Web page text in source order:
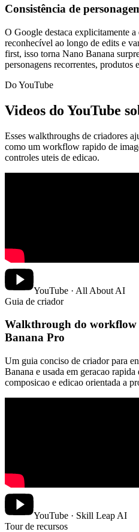
Consistência de
O Google destaca explicitamente
reconhecível ao longo de edits e
first, isso torna Nano Banana
personagens recorrentes, produtos
Do YouTube
Videos do YouTube
Esses walkthroughs de criadores
como um workflow rapido de
controles uteis de edicao.
YouTube · All About AI
Guia de criador
Walkthrough do workflow
Banana Pro
Um guia conciso de criador para
Banana e usada em geracao
composicao e edicao orientada a
YouTube · Skill Leap AI
Tour de recursos